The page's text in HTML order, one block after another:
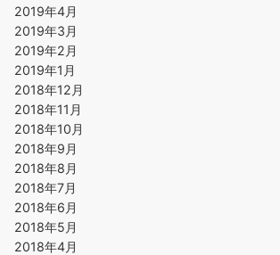
2019年4月
2019年3月
2019年2月
2019年1月
2018年12月
2018年11月
2018年10月
2018年9月
2018年8月
2018年7月
2018年6月
2018年5月
2018年4月